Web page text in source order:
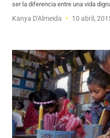
ser la diferencia entre una vida
Kanya D'Almeida 10 abril,